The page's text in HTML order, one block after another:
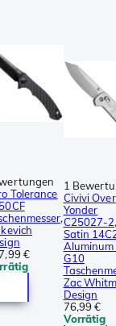
Tolerance
€
1
Civivi Over
Yonder
C25027-
Satin
Aluminum
G10
Zac
Design
76,99 €
Vorrätig